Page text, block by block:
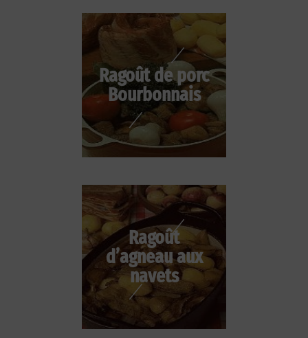
Ragoût de porc
Bourbonnais
Ragoût
d’agneau aux
navets